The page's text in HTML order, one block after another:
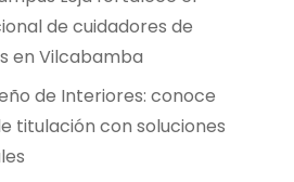
de cuidadores de
en Vilcabamba
de Interiores: conoce
titulación con soluciones